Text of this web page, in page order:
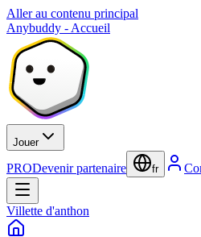
Aller au contenu principal
Anybuddy - Accueil
Jouer
PRODevenir partenaire fr
Villette d'anthon